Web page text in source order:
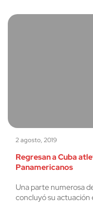
2 agosto, 2019
Regresan a Cuba
Panamericanos
Una parte numerosa
concluyó su actuación